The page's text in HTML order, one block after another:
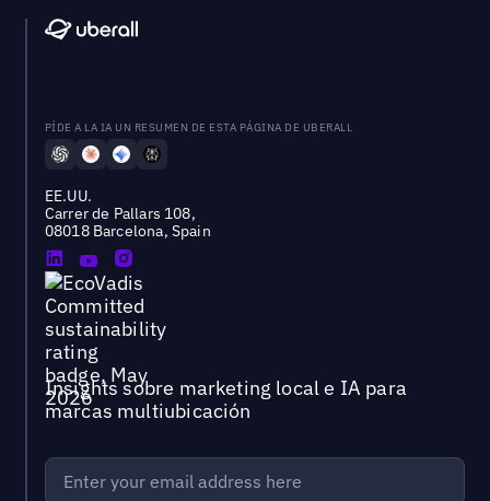
PÍDE A LA IA UN RESUMEN DE ESTA PÁGINA DE UBERALL
EE.UU.
Carrer de Pallars 108,
08018 Barcelona, Spain
Insights sobre marketing local e IA para
marcas multiubicación